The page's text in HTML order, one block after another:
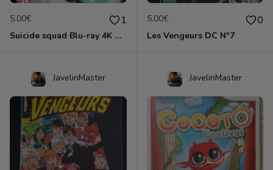
5.00€ 1
Suicide squad Blu-ray 4K ultra HD
5.00€ 0
Les Vengeurs DC N°7
JavelinMaster JavelinMaster